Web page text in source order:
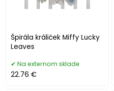
Špirála králiček Miffy Lucky
Leaves
Na externom sklade
22.76 €